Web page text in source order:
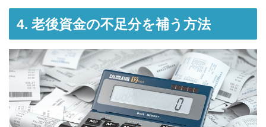
4. 老後資金の不足分を補う方法